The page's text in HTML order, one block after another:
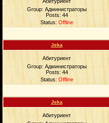
Group: Администраторы
Posts: 44
Status: Offline
Jeka
Абитуриент
Group: Администраторы
Posts: 44
Status: Offline
Jeka
Абитуриент